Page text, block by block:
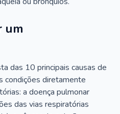
um
das 10 principais causas de
condições diretamente
a doença pulmonar
das vias respiratórias